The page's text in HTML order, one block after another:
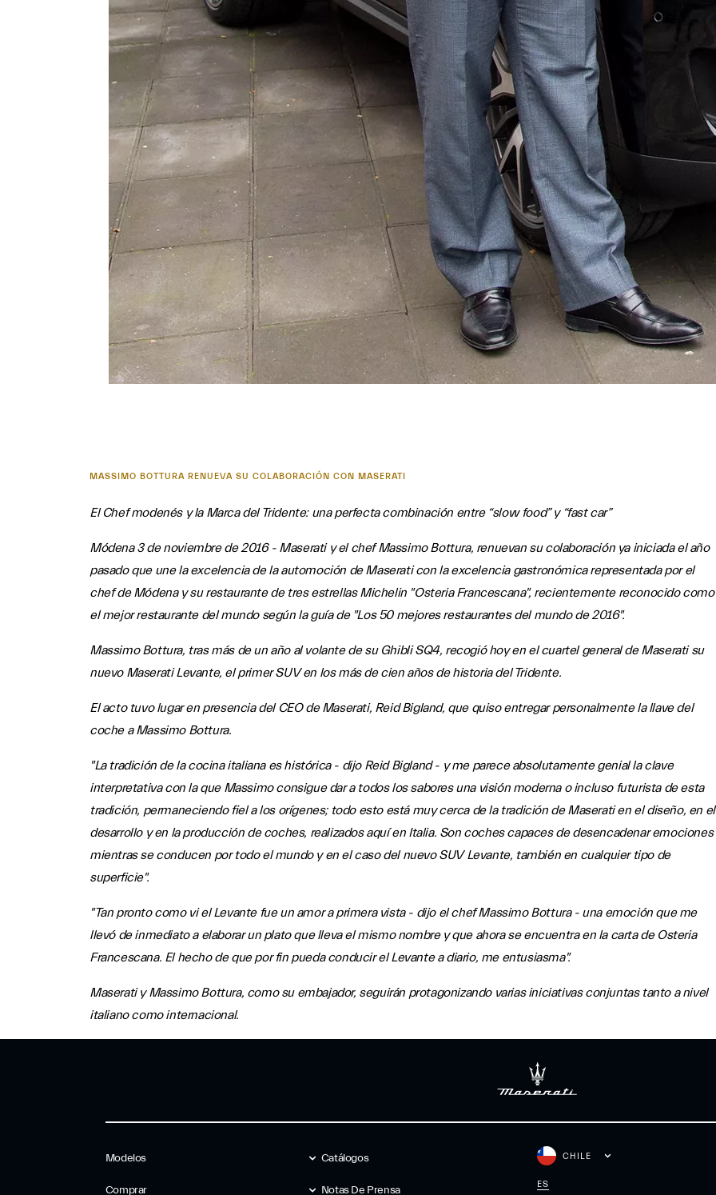
MASSIMO BOTTURA RENUEVA SU COLABORACIÓN CON MASERATI
El Chef modenés y la Marca del Tridente: una perfecta combinación entre “slow food” y “fast car”
Módena 3 de noviembre de 2016 - Maserati y el chef Massimo Bottura, renuevan su colaboración ya iniciada el año
pasado que une la excelencia de la automoción de Maserati con la excelencia gastronómica representada por el
chef de Módena y su restaurante de tres estrellas Michelin "Osteria Francescana", recientemente reconocido como
el mejor restaurante del mundo según la guía de "Los 50 mejores restaurantes del mundo de 2016".
Massimo Bottura, tras más de un año al volante de su Ghibli SQ4, recogió hoy en el cuartel general de Maserati su
nuevo Maserati Levante, el primer SUV en los más de cien años de historia del Tridente.
El acto tuvo lugar en presencia del CEO de Maserati, Reid Bigland, que quiso entregar personalmente la llave del
coche a Massimo Bottura.
"La tradición de la cocina italiana es histórica - dijo Reid Bigland - y me parece absolutamente genial la clave
interpretativa con la que Massimo consigue dar a todos los sabores una visión moderna o incluso futurista de esta
tradición, permaneciendo fiel a los orígenes; todo esto está muy cerca de la tradición de Maserati en el diseño, en el
desarrollo y en la producción de coches, realizados aquí en Italia. Son coches capaces de desencadenar emociones
mientras se conducen por todo el mundo y en el caso del nuevo SUV Levante, también en cualquier tipo de
superficie".
"Tan pronto como vi el Levante fue un amor a primera vista - dijo el chef Massimo Bottura - una emoción que me
llevó de inmediato a elaborar un plato que lleva el mismo nombre y que ahora se encuentra en la carta de Osteria
Francescana. El hecho de que por fin pueda conducir el Levante a diario, me entusiasma".
Maserati y Massimo Bottura, como su embajador, seguirán protagonizando varias iniciativas conjuntas tanto a nivel
italiano como internacional.
Modelos
Comprar
Catálogos
Notas De Prensa
CHILE
ES